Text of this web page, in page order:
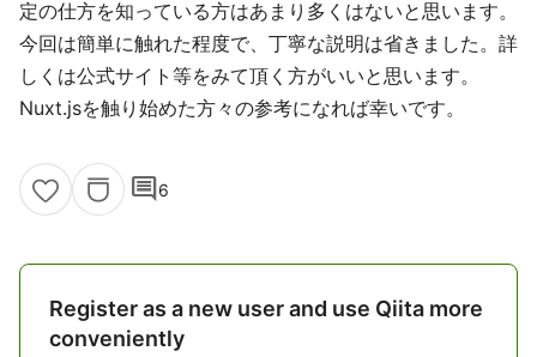
定の仕方を知っている方はあまり多くはないと思います。
今回は簡単に触れた程度で、丁寧な説明は省きました。詳
しくは公式サイト等をみて頂く方がいいと思います。
Nuxt.jsを触り始めた方々の参考になれば幸いです。
comment6
Register as a new user and use Qiita more
conveniently